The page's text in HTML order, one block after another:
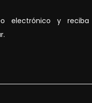
electrónico y